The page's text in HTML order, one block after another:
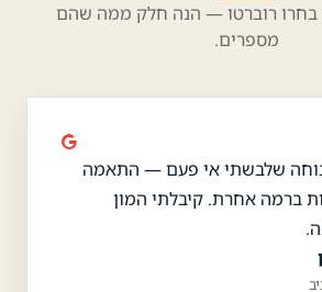
בחרו רוברטו — הנה חלק ממה שהם
מספרים.
שלבשתי אי פעם — התאמה
ברמה אחרת. קיבלתי המון